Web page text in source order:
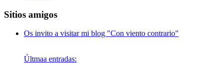
Sitios amigos
Os invito a visitar mi blog "Con viento contrario"
Últmaa entradas: